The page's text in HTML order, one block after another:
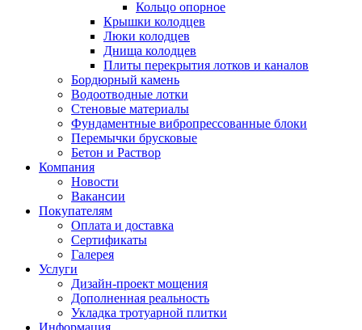
Кольцо опорное
Крышки колодцев
Люки колодцев
Днища колодцев
Плиты перекрытия лотков и каналов
Бордюрный камень
Водоотводные лотки
Стеновые материалы
Фундаментные вибропрессованные блоки
Перемычки брусковые
Бетон и Раствор
Компания
Новости
Вакансии
Покупателям
Оплата и доставка
Сертификаты
Галерея
Услуги
Дизайн-проект мощения
Дополненная реальность
Укладка тротуарной плитки